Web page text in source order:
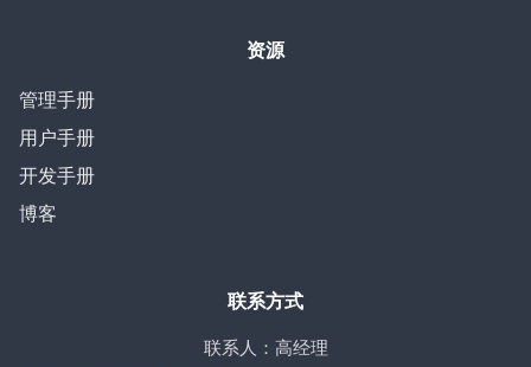
资源
管理手册
用户手册
开发手册
博客
联系方式
联系人：高经理